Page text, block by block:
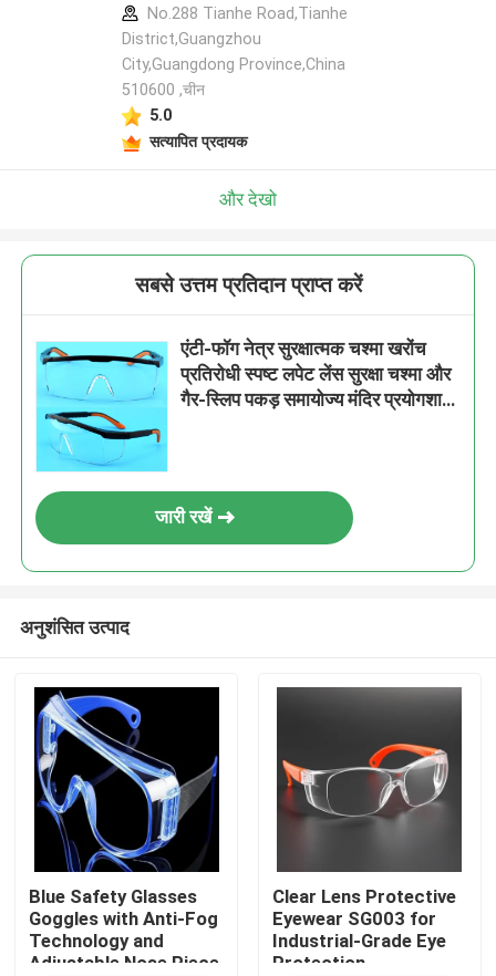
No.288 Tianhe Road,Tianhe
District,Guangzhou
City,Guangdong Province,China
510600 ,चीन
5.0
सत्यापित प्रदायक
और देखो
सबसे उत्तम प्रतिदान प्राप्त करें
एंटी-फॉग नेत्र सुरक्षात्मक चश्मा खरोंच
प्रतिरोधी स्पष्ट लपेट लेंस सुरक्षा चश्मा और
गैर-स्लिप पकड़ समायोज्य मंदिर प्रयोगशाला
जारी रखें
अनुशंसित उत्पाद
Blue Safety Glasses
Goggles with Anti-Fog
Technology and
Adjustable Nose Piece
Clear Lens Protective
Eyewear SG003 for
Industrial-Grade Eye
Protection